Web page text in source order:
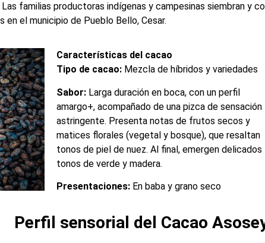
familias productoras indígenas y campesinas siembran y
en el municipio de Pueblo Bello, Cesar.
Características del cacao
Tipo de cacao:Mezcla de híbridos y variedades
Sabor:Larga duración en boca, con un perfil
amargo+, acompañado de una pizca de sensación
astringente. Presenta notas de frutos secos y
matices florales (vegetal y bosque), que resaltan
tonos de piel de nuez. Al final, emergen delicados
tonos de verde y madera.
Presentaciones:En baba y grano seco
Perfil sensorial del Cacao